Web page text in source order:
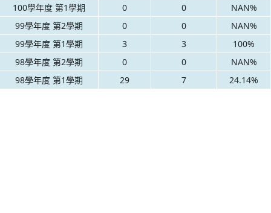
100學年度 第1學期
0 0
NAN%
99學年度 第2學期
0 0
NAN%
99學年度 第1學期
3 3
100%
98學年度 第2學期
0 0
NAN%
98學年度 第1學期
29 7 24.14%